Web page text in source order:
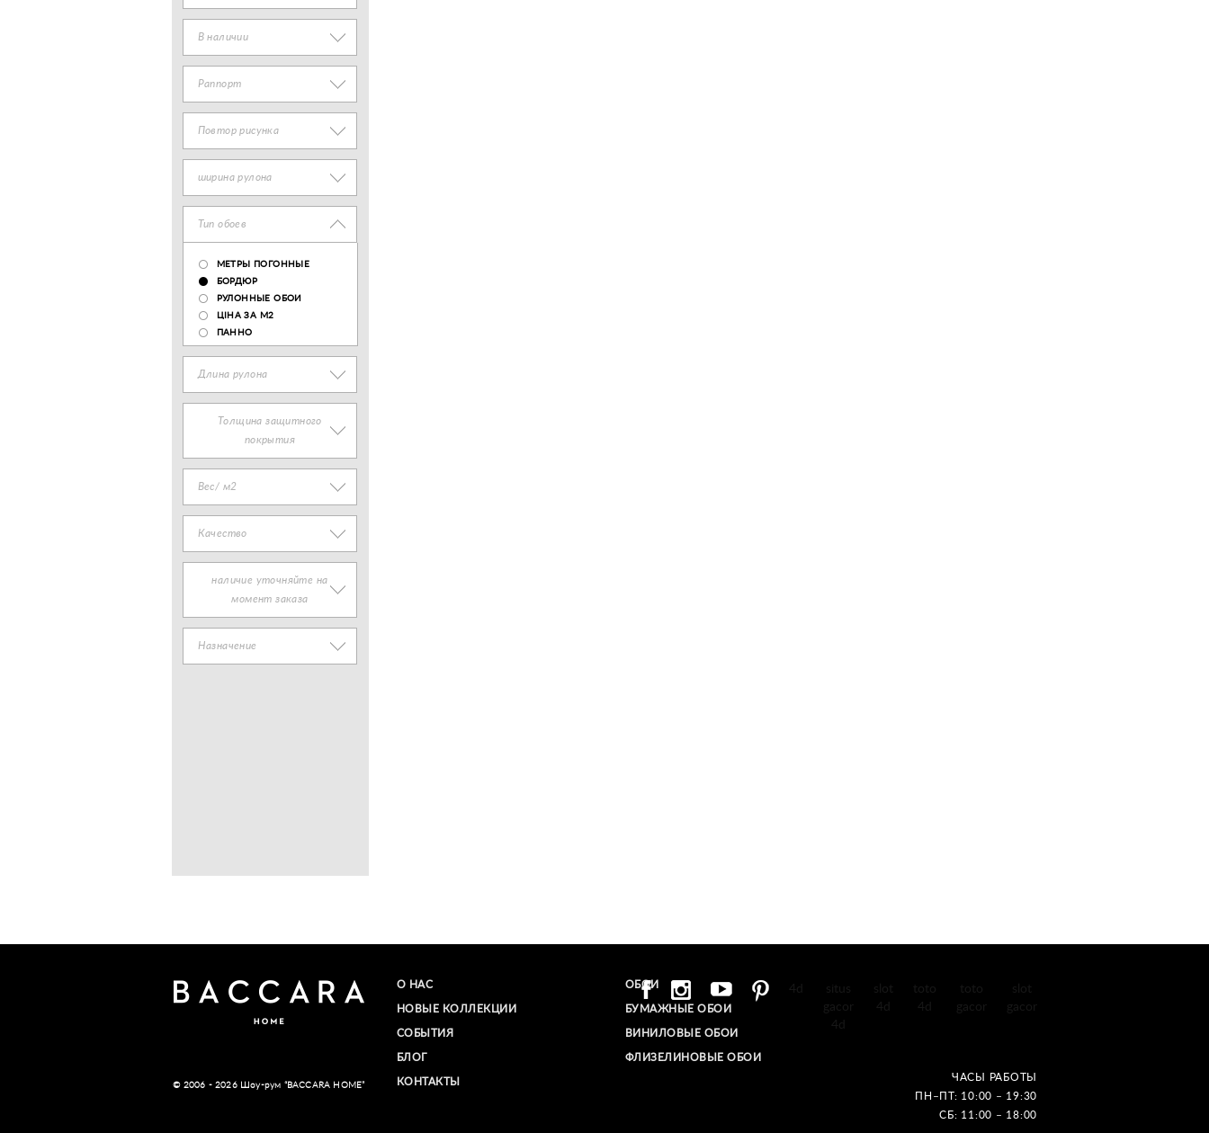
В наличии
Раппорт
Повтор рисунка
ширина рулона
Тип обоев
МЕТРЫ ПОГОННЫЕ
БОРДЮР
РУЛОННЫЕ ОБОИ
ЦІНА ЗА М2
ПАННО
Длина рулона
Толщина защитного
покрытия
Вес/ м2
Качество
наличие уточняйте на
момент заказа
Назначение
© 2006 - 2026 Шоу-рум “BACCARA HOME”
О НАС
НОВЫЕ КОЛЛЕКЦИИ
СОБЫТИЯ
БЛОГ
КОНТАКТЫ
ОБОИ
БУМАЖНЫЕ ОБОИ
ВИНИЛОВЫЕ ОБОИ​
ФЛИЗЕЛИНОВЫЕ ОБОИ
ЧАСЫ РАБОТЫ
ПН–ПТ: 10:00 – 19:30
СБ: 11:00 – 18:00